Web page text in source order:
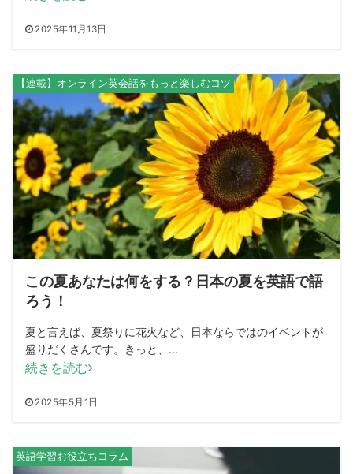
2025年11月13日
【連載】オンライン英会話をもっと楽しむコツ
この夏あなたは何をする？日本の夏を英語で語
ろう！
夏と言えば、夏祭りに花火など、日本ならではのイベントが
盛りだくさんです。きっと、...
2025年5月1日
続きを読む
英語学習お役立ちコラム